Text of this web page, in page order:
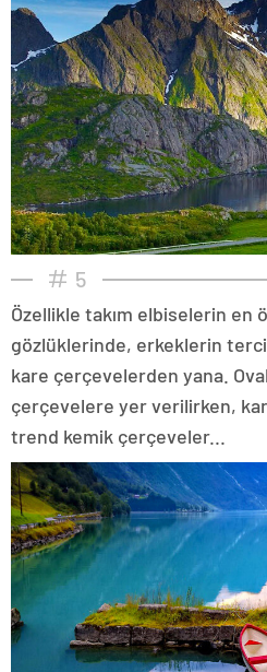
5
Özellikle takım elbiselerin en
gözlüklerinde, erkeklerin
kare çerçevelerden yana.
çerçevelere yer verilirken,
trend kemik çerçeveler...